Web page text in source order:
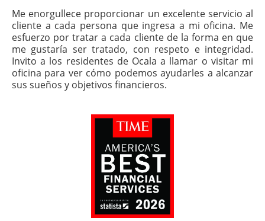
Me enorgullece proporcionar un excelente servicio al
cliente a cada persona que ingresa a mi oficina. Me
esfuerzo por tratar a cada cliente de la forma en que
me gustaría ser tratado, con respeto e integridad.
Invito a los residentes de Ocala a llamar o visitar mi
oficina para ver cómo podemos ayudarles a alcanzar
sus sueños y objetivos financieros.